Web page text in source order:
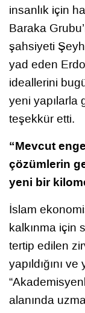
insanlık için
Baraka
şahsiyeti
yad eden
ideallerini
yeni yapılarla
teşekkür etti.
“Mevcut
çözümlerin
yeni bir
İslam
kalkınma için
tertip edilen
yapıldığını
alanında